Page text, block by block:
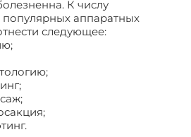
К числу
аппаратных
следующее: